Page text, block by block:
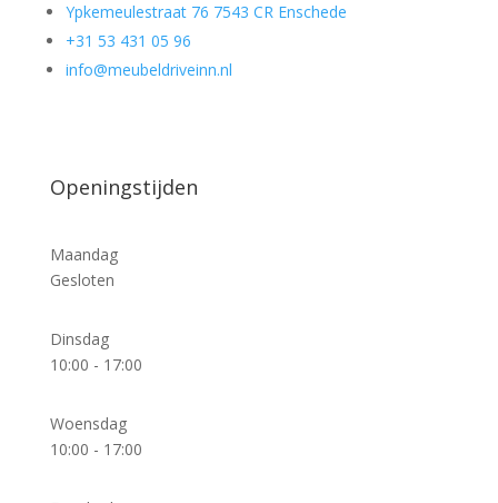
Ypkemeulestraat 76 7543 CR Enschede
+31 53 431 05 96
info@meubeldriveinn.nl
Openingstijden
Maandag
Gesloten
Dinsdag
10:00 - 17:00
Woensdag
10:00 - 17:00